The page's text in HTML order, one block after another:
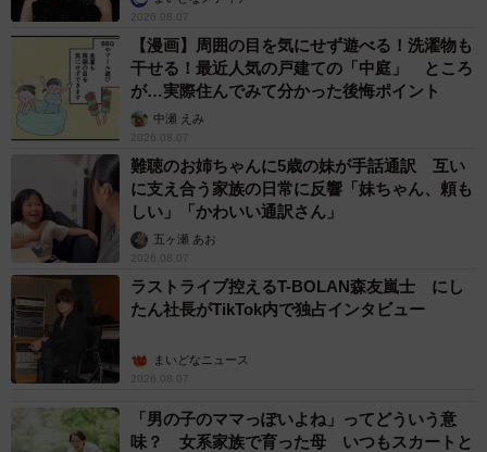
2026.08.07
【漫画】周囲の目を気にせず遊べる！洗濯物も
干せる！最近人気の戸建ての「中庭」 ところ
が…実際住んでみて分かった後悔ポイント
中瀬 えみ
2026.08.07
難聴のお姉ちゃんに5歳の妹が手話通訳 互い
に支え合う家族の日常に反響「妹ちゃん、頼も
しい」「かわいい通訳さん」
五ヶ瀬 あお
2026.08.07
ラストライブ控えるT-BOLAN森友嵐士 にし
たん社長がTikTok内で独占インタビュー
まいどなニュース
2026.08.07
「男の子のママっぽいよね」ってどういう意
味？ 女系家族で育った母 いつもスカートと